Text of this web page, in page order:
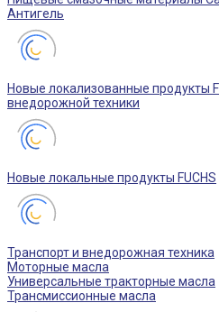
Антигель
Новые локализованные продукты
внедорожной техники
Новые локальные продукты FUCHS
Транспорт и внедорожная техника
Моторные масла
Универсальные тракторные масла
Трансмиссионные масла